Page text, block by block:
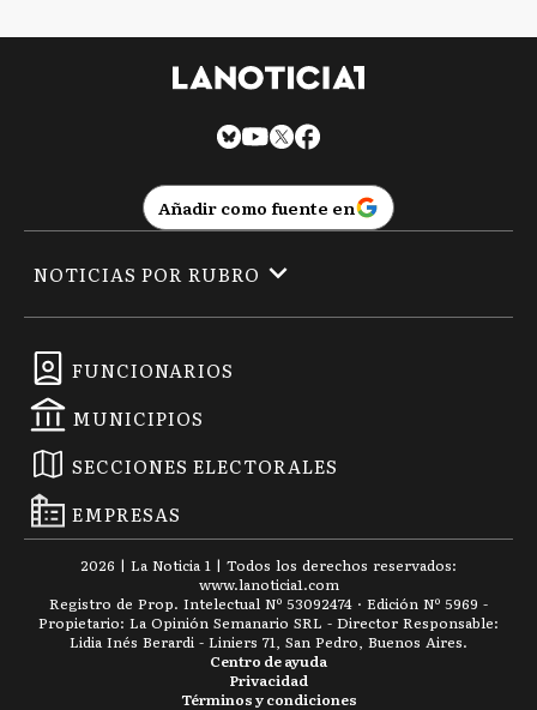
Añadir como fuente en
FUNCIONARIOS
MUNICIPIOS
SECCIONES ELECTORALES
EMPRESAS
NOTICIAS POR RUBRO
2026 | La Noticia 1 | Todos los derechos reservados:
www.lanoticia1.com
Registro de Prop. Intelectual Nº 53092474 · Edición Nº 5969 -
Propietario: La Opinión Semanario SRL - Director Responsable:
Lidia Inés Berardi - Liniers 71, San Pedro, Buenos Aires.
Términos y condiciones
Privacidad
Centro de ayuda